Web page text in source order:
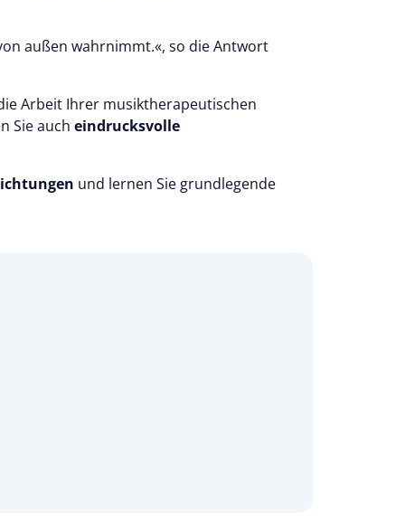
außen wahrnimmt.«, so die Antwort
Arbeit Ihrer musiktherapeutischen
Sie auch eindrucksvolle
und lernen Sie grundlegende